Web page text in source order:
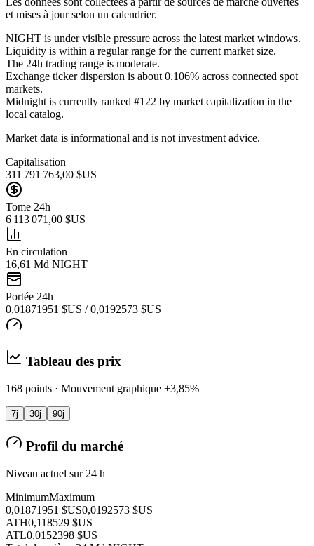
et mises à jour selon un calendrier.
NIGHT is under visible pressure across the latest market windows.
Liquidity is within a regular range for the current market size.
The 24h trading range is moderate.
Exchange ticker dispersion is about 0.106% across connected spot
markets.
Midnight is currently ranked #122 by market capitalization in the
local catalog.
Market data is informational and is not investment advice.
Capitalisation
311 791 763,00 $US
Tome 24h
6 113 071,00 $US
En circulation
16,61 Md NIGHT
Portée 24h
0,01871951 $US / 0,0192573 $US
Tableau des prix
168 points · Mouvement graphique +3,85%
7j 30j 90j
Profil du marché
Niveau actuel sur 24 h
MinimumMaximum
0,01871951 $US0,0192573 $US
ATH0,118529 $US
ATL0,0152398 $US